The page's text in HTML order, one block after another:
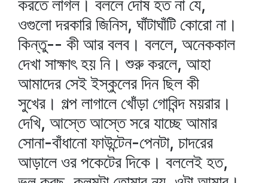
করতে লাগল। বললে দোষ হত না যে,
ওগুলো দরকারি জিনিস, ঘাঁটাঘাঁটি কোরো না।
কিন্তু-- কী আর বলব। বললে, অনেককাল
দেখা সাক্ষাৎ হয় নি। শুরু করলে, আহা
আমাদের সেই ইস্কুলের দিন ছিল কী
সুখের। গল্প লাগালে খোঁড়া গোবিন্দ ময়রার।
দেখি, আস্তে আস্তে সরে যাচ্ছে আমার
সোনা-বাঁধানো ফাউন্টেন-পেনটা, চাদরের
আড়ালে ওর পকেটের দিকে। বললেই হত,